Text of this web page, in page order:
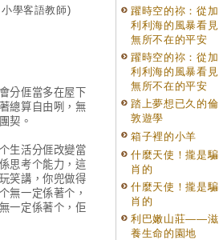
學客語教師)
分𠊎當多在屋下
總算自由咧，無
契。
生活分𠊎改變當
思考个能力，這
笑講，你兜做得
無一定係著个，
一定係著个，佢
躍時空的祢：從加
利利海的風暴看見
無所不在的平安
躍時空的祢：從加
利利海的風暴看見
無所不在的平安
踏上夢想已久的倫
敦遊學
箱子裡的小羊
什麼天使！攏是騙
肖的
什麼天使！攏是騙
肖的
利巴嫩山莊——滋
養生命的園地